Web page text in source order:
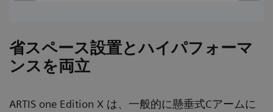
省スペース設置とハイパフォーマ
ンスを両立
ARTIS one Edition X は、一般的に懸垂式Cアームに